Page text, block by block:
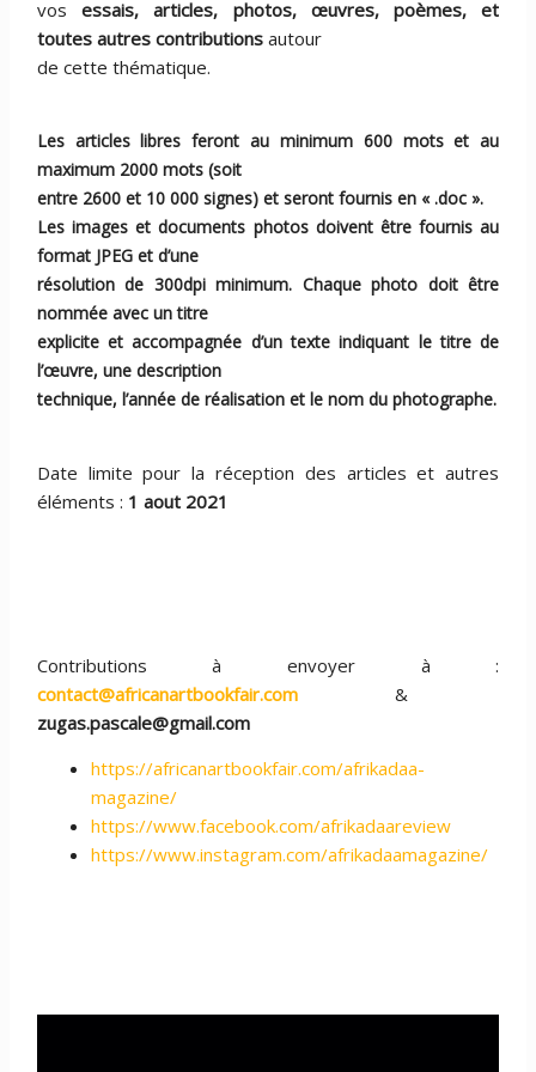
vos essais, articles, photos, œuvres, poèmes, et
toutes autres contributionsautour
de cette thématique.
Les articles libres feront au minimum 600 mots et au
maximum 2000 mots (soit
entre 2600 et 10 000 signes) et seront fournis en « .doc ».
Les images et documents photos doivent être fournis au
format JPEG et d’une
résolution de 300dpi minimum. Chaque photo doit être
nommée avec un titre
explicite et accompagnée d’un texte indiquant le titre de
l’œuvre, une description
technique, l’année de réalisation et le nom du photographe.
Date limite pour la réception des articles et autres
éléments : 1 aout 2021
Contributions à envoyer à :
contact@africanartbookfair.com&
zugas.pascale@gmail.com
https://africanartbookfair.com/afrikadaa-
magazine/
https://www.facebook.com/afrikadaareview
https://www.instagram.com/afrikadaamagazine/